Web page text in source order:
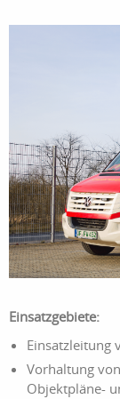
Einsatzgebiete:
Einsatzleitung
Vorhaltung
Objektpläne-